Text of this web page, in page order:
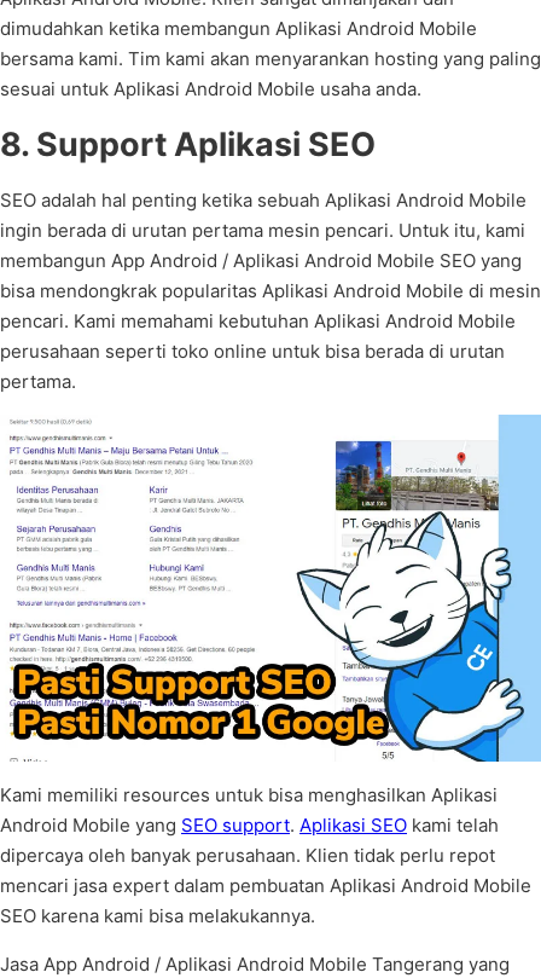
dimudahkan ketika membangun Aplikasi Android Mobile
bersama kami. Tim kami akan menyarankan hosting yang paling
sesuai untuk Aplikasi Android Mobile usaha anda.
8. Support Aplikasi SEO
SEO adalah hal penting ketika sebuah Aplikasi Android Mobile
ingin berada di urutan pertama mesin pencari. Untuk itu, kami
membangun App Android / Aplikasi Android Mobile SEO yang
bisa mendongkrak popularitas Aplikasi Android Mobile di mesin
pencari. Kami memahami kebutuhan Aplikasi Android Mobile
perusahaan seperti toko online untuk bisa berada di urutan
pertama.
Kami memiliki resources untuk bisa menghasilkan Aplikasi
Android Mobile yang SEO support. Aplikasi SEO kami telah
dipercaya oleh banyak perusahaan. Klien tidak perlu repot
mencari jasa expert dalam pembuatan Aplikasi Android Mobile
SEO karena kami bisa melakukannya.
Jasa App Android / Aplikasi Android Mobile Tangerang yang